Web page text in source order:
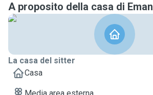
A proposito della casa di
La casa del sitter
Casa